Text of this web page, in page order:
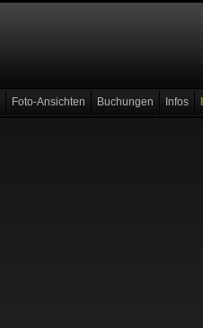
Foto-Ansichten Buchungen Infos